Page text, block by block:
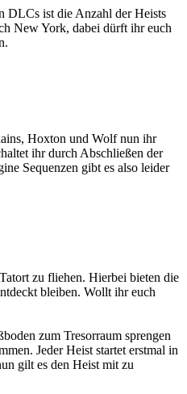
DLCs ist die Anzahl der Heists
New York, dabei dürft ihr euch
Hoxton und Wolf nun ihr
ihr durch Abschließen der
Sequenzen gibt es also leider
zu fliehen. Hierbei bieten die
bleiben. Wollt ihr euch
zum Tresorraum sprengen
Jeder Heist startet erstmal in
gilt es den Heist mit zu